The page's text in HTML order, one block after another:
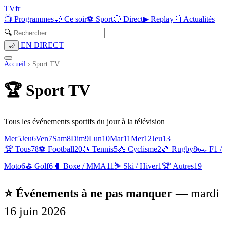
TVfr
📺 Programmes🌙 Ce soir⚽ Sport🔴 Direct▶ Replay📰 Actualités
🔍
🌙 EN DIRECT
Accueil › Sport TV
🏆 Sport TV
Tous les événements sportifs du jour à la télévision
Mer5Jeu6Ven7Sam8Dim9Lun10Mar11Mer12Jeu13
🏆 Tous78⚽ Football20🎾 Tennis5🚴 Cyclisme2🏉 Rugby8🏎️ F1 /
Moto6⛳ Golf6 🥊 Boxe / MMA11⛷️ Ski / Hiver1 🏆 Autres19
⭐ Événements à ne pas manquer —mardi
16 juin 2026